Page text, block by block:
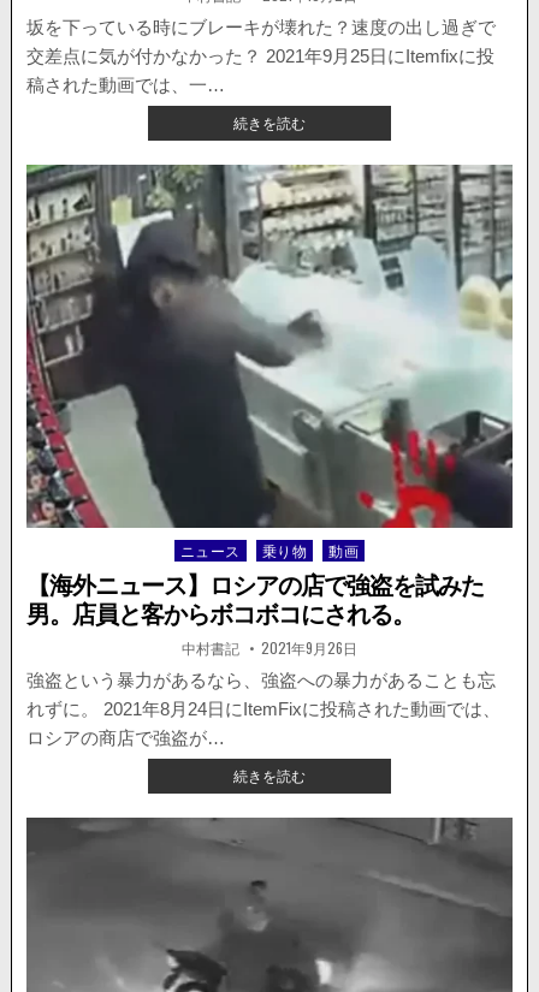
画
が
開。
者: 載
日：
坂を下っている時にブレーキが壊れた？速度の出し過ぎで
交差点に気が付かなかった？ 2021年9月25日にItemfixに投
稿された動画では、一…
続きを読む【海
外
ニ
ュ
ー
ス】
暴
走
が
奇
的
に
他
と
接
触
せ
ず
に
抜
て
い
様
Posted
in
ニュース 乗り物 動画
【海外ニュース】ロシアの店で強盗を試みた
男。店員と客からボコボコにされる。
著
者:
中村書記 掲
日：
2021年9月26日
強盗という暴力があるなら、強盗への暴力があることも忘
れずに。 2021年8月24日にItemFixに投稿された動画では、
ロシアの商店で強盗が…
続きを読む【海
外
ニ
ア
の